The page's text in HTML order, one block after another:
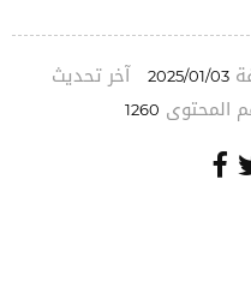
2025/01/03 آخر تحديث
المحتوى 1260